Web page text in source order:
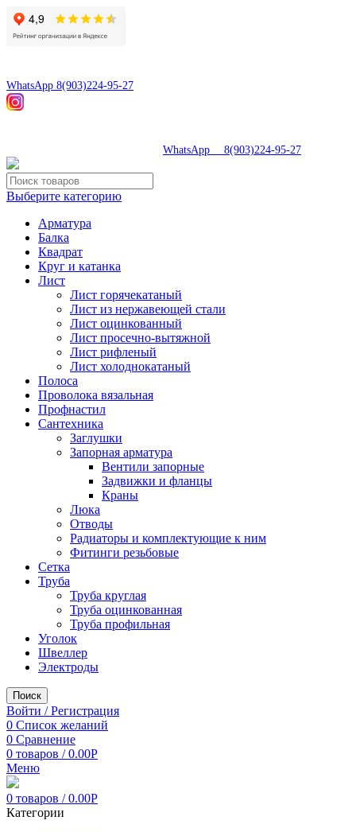
WhatsApp 8(903)224-95-27
WhatsApp 8(903)224-95-27
Выберите категорию
Арматура
Балка
Квадрат
Круг и катанка
Лист
Лист горячекатаный
Лист из нержавеющей стали
Лист оцинкованный
Лист просечно-вытяжной
Лист рифленый
Лист холоднокатаный
Полоса
Проволока вязальная
Профнастил
Сантехника
Заглушки
Запорная арматура
Вентили запорные
Задвижки и фланцы
Краны
Люка
Отводы
Радиаторы и комплектующие к ним
Фитинги резьбовые
Сетка
Труба
Труба круглая
Труба оцинкованная
Труба профильная
Уголок
Швеллер
Электроды
Поиск
Войти / Регистрация
0 Список желаний
0 Сравнение
0 товаров / 0.00Р
Меню
0 товаров / 0.00Р
Категории